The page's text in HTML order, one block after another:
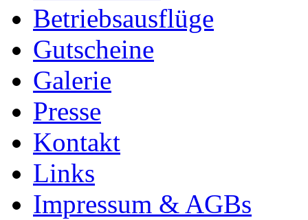
Betriebsausflüge
Gutscheine
Galerie
Presse
Kontakt
Links
Impressum & AGBs